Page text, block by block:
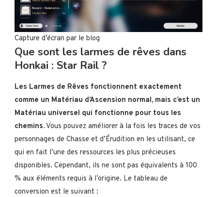
Capture d’écran par le blog
Que sont les larmes de rêves dans
Honkai : Star Rail ?
Les Larmes de Rêves fonctionnent exactement
comme un Matériau d’Ascension normal, mais c’est un
Matériau universel qui fonctionne pour tous les
chemins.Vous pouvez améliorer à la fois les traces de vos
personnages de Chasse et d’Érudition en les utilisant, ce
qui en fait l’une des ressources les plus précieuses
disponibles. Cependant, ils ne sont pas équivalents à 100
% aux éléments requis à l’origine. Le tableau de
conversion est le suivant :